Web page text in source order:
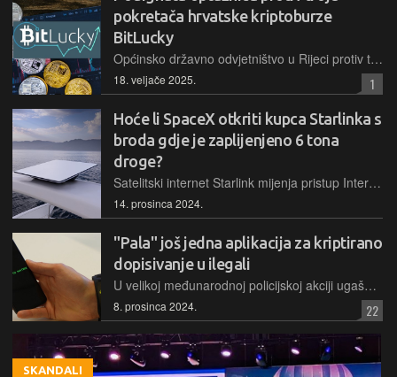
pokretača hrvatske kriptoburze
BitLucky
Općinsko državno odvjetništvo u Rijeci protiv troje okrivljenika podiglo je optužnicu zbog prijevare teške više od 4,6 milijuna eura, u kojoj je oštećeno najmanje 220 građana
18. veljače 2025. 1
Hoće li SpaceX otkriti kupca Starlinka s
broda gdje je zaplijenjeno 6 tona
droge?
Satelitski internet Starlink mijenja pristup Internetu diljem svijeta, no pravni problemi postaju vidljivi tek kad nastanu komplikacije, poput slučaja u Indiji gdje vlasti traže podatke o kupcu njihovog uređaja pronađenog na brodu s drogom
14. prosinca 2024.
"Pala" još jedna aplikacija za kriptirano
dopisivanje u ilegali
U velikoj međunarodnoj policijskoj akciji ugašen je Matrix, još jedna mobilna aplikacija kojom su se kriminalci dopisivali uz enkripcijsku zaštitu, tri godine nakon otkrića i višemjesečnog praćenja
8. prosinca 2024. 22
SKANDALI